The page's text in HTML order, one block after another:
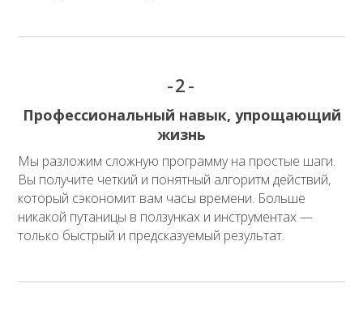
-2-
Профессиональный навык, упрощающий
жизнь
Мы разложим сложную программу на простые шаги.
Вы получите четкий и понятный алгоритм действий,
который сэкономит вам часы времени. Больше
никакой путаницы в ползунках и инструментах —
только быстрый и предсказуемый результат.